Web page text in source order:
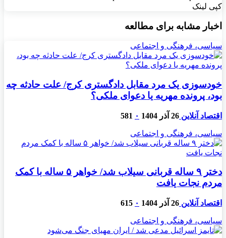
کپی لینک
اخبار مشابه برای مطالعه
سیاسی، فرهنگی و اجتماعی
خودسوزی یک مرد مقابل دادگستری کرج/ علت حادثه چه
بود، پرونده مهریه‌ یا دعوای ملکی؟
اقتصاد آنلاین 26 آذر 1404 ۰ 581
سیاسی، فرهنگی و اجتماعی
دختر ۹ ساله قربانی سیلاب شد/ خواهر ۵ ساله با کمک
مردم نجات یافت
اقتصاد آنلاین 26 آذر 1404 ۰ 615
سیاسی، فرهنگی و اجتماعی